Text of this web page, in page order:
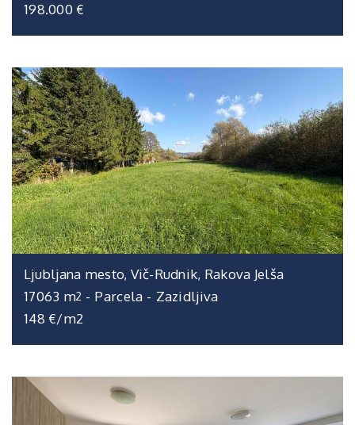
198.000 €
Ljubljana mesto, Vič-Rudnik, Rakova Jelša
17063 m2 - Parcela - Zazidljiva
148 €/m2